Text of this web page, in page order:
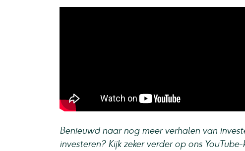
Benieuwd naar nog meer verhalen van
investeren? Kijk zeker verder op ons